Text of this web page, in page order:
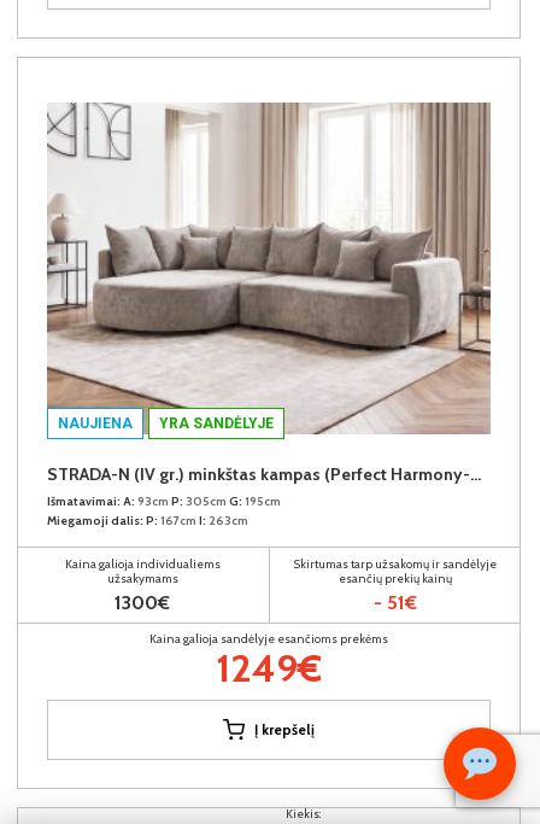
Kiekis:
NAUJIENA YRA SANDĖLYJE
STRADA-N (IV gr.) minkštas kampas (Perfect Harmony-04) K
Išmatavimai: A: 93cm P: 305cm G: 195cm
Miegamoji dalis: P: 167cm I: 263cm
Kaina galioja individualiems
užsakymams
1300€
Skirtumas tarp užsakomų ir sandėlyje
esančių prekių kainų
- 51€
Kaina galioja sandėlyje esančioms prekėms
1249€
Į krepšelį